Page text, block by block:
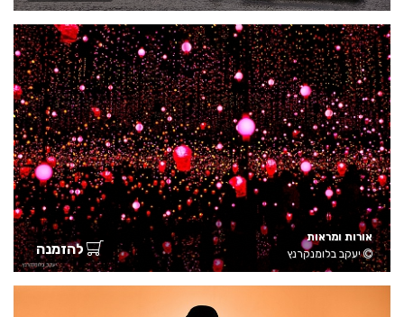
אורות ומראות
יעקב בלומנקרנץ
להזמנה